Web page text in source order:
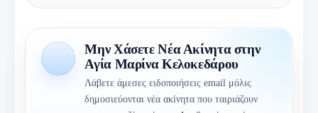
Μην Χάσετε Νέα Ακίνητα στην
Αγία Μαρίνα Κελοκεδάρου
Λάβετε άμεσες ειδοποιήσεις email μόλις
δημοσιεύονται νέα ακίνητα που ταιριάζουν